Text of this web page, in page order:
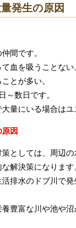
発生の原因
間です。
血を吸うことない
とが多い。
～数日です。
量にいる場合はユ
因
としては、周辺
解決策になります
排水のドブ川で
豊富な川や池や沼